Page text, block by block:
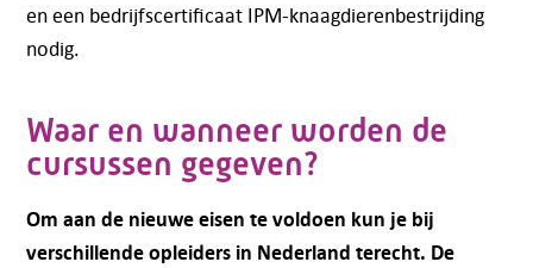
E-mail:
info@kasgroeit.nl
Adviesgesprek
en een bedrijfscertificaat IPM-knaagdierenbestrijding
nodig.
Waar en wanneer worden de
cursussen gegeven?
Om aan de nieuwe eisen te voldoen kun je bij
verschillende opleiders in Nederland terecht. De